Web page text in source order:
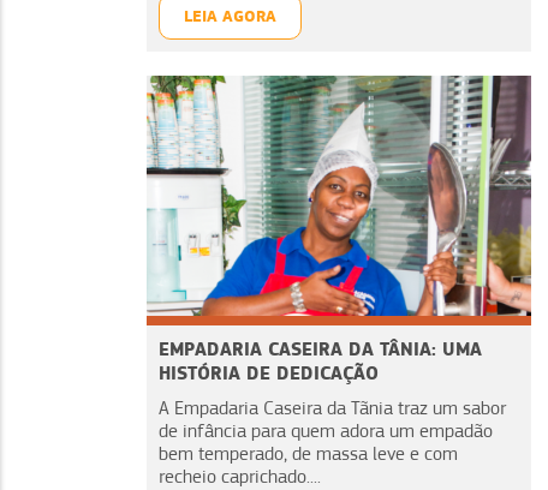
LEIA AGORA
EMPADARIA CASEIRA DA TÂNIA: UMA
HISTÓRIA DE DEDICAÇÃO
A Empadaria Caseira da Tãnia traz um sabor
de infância para quem adora um empadão
bem temperado, de massa leve e com
recheio caprichado....